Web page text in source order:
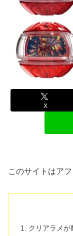
X
このサイトはア
クリアラメが